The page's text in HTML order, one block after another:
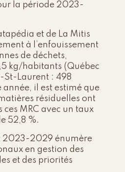
la période 2023-
et de La Mitis
à l’enfouissement
de déchets,
kg/habitants (Québec
St-Laurent : 498
année, il est estimé que
résiduelles ont
ces MRC avec un taux
52,8 %.
2023-2029 énumère
en gestion des
et des priorités